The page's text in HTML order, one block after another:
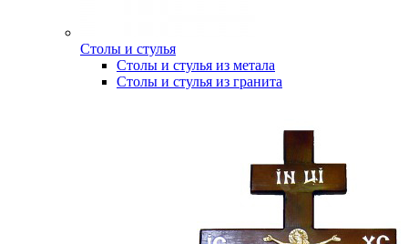
Столы и стулья
Столы и стулья из метала
Столы и стулья из гранита